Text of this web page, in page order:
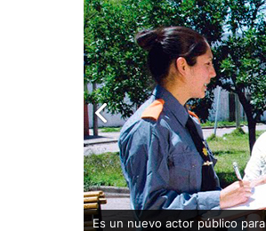
Es un nuevo actor público para